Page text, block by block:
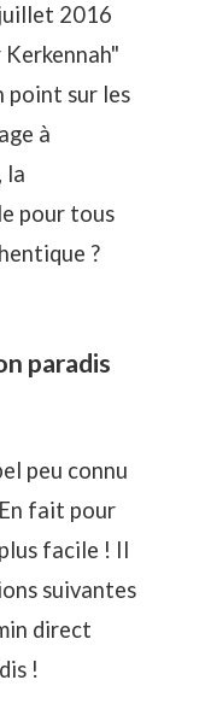
2016
"
point sur les
à
la
pour tous
?
paradis
peu connu
fait pour
facile ! Il
suivantes
direct
!